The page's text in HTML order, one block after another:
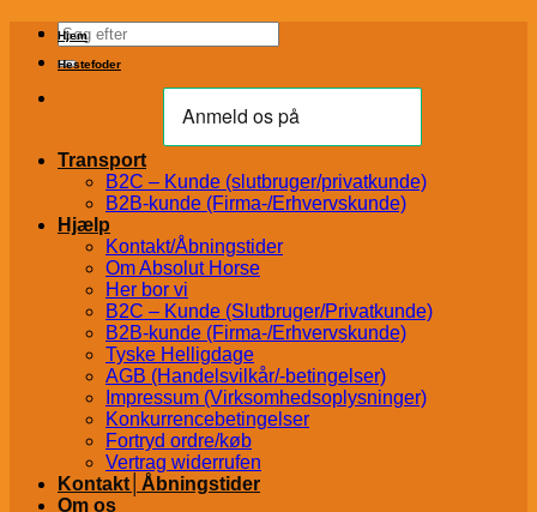
Søg
efter:
Transport
B2C – Kunde (slutbruger/privatkunde)
B2B-kunde (Firma-/Erhvervskunde)
Hjælp
Kontakt/Åbningstider
Om Absolut Horse
Her bor vi
B2C – Kunde (Slutbruger/Privatkunde)
B2B-kunde (Firma-/Erhvervskunde)
Tyske Helligdage
AGB (Handelsvilkår/-betingelser)
Impressum (Virksomhedsoplysninger)
Konkurrencebetingelser
Fortryd ordre/køb
Vertrag widerrufen
Kontakt│Åbningstider
Om os
Hjem
Hestefoder